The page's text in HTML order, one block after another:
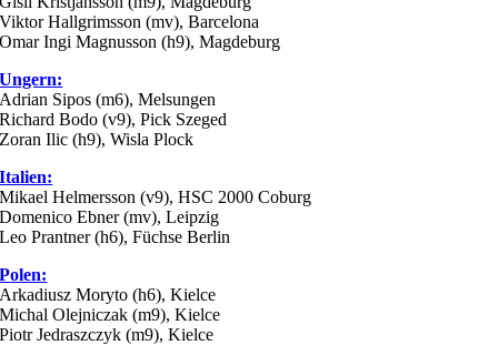
Viktor Hallgrimsson (mv), Barcelona
Omar Ingi Magnusson (h9), Magdeburg
Ungern:
Adrian Sipos (m6), Melsungen
Richard Bodo (v9), Pick Szeged
Zoran Ilic (h9), Wisla Plock
Italien:
Mikael Helmersson (v9), HSC 2000 Coburg
Domenico Ebner (mv), Leipzig
Leo Prantner (h6), Füchse Berlin
Polen:
Arkadiusz Moryto (h6), Kielce
Michal Olejniczak (m9), Kielce
Piotr Jedraszczyk (m9), Kielce